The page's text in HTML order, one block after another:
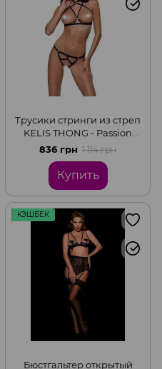
Трусики стринги из стреп
KELIS THONG - Passion
Exclusive, Black, L/XL
836 грн 1 114 грн
Купить
КЭШБЕК
Бюстгальтер открытый